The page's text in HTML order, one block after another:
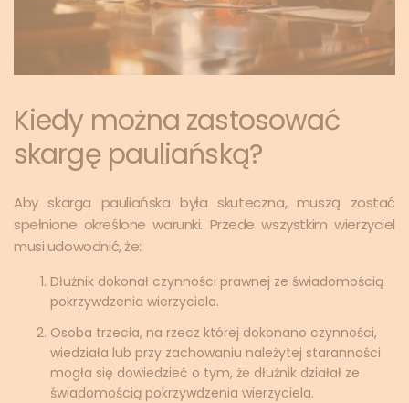
Kiedy można zastosować
skargę pauliańską?
Aby skarga pauliańska była skuteczna, muszą zostać
spełnione określone warunki. Przede wszystkim wierzyciel
musi udowodnić, że:
Dłużnik dokonał czynności prawnej ze świadomością
pokrzywdzenia wierzyciela.
Osoba trzecia, na rzecz której dokonano czynności,
wiedziała lub przy zachowaniu należytej staranności
mogła się dowiedzieć o tym, że dłużnik działał ze
świadomością pokrzywdzenia wierzyciela.